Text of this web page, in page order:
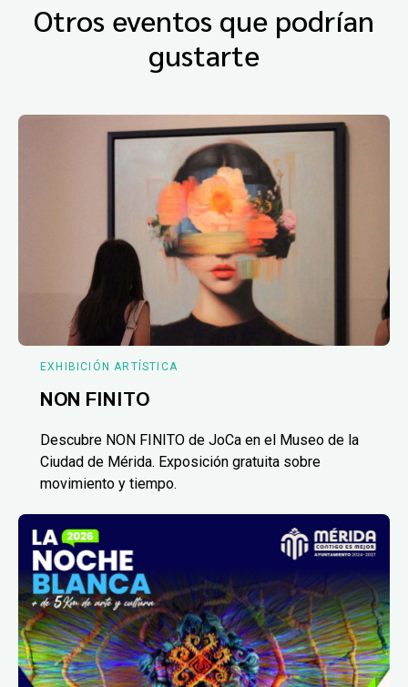
Otros eventos que podrían
gustarte
EXHIBICIÓN ARTÍSTICA
NON FINITO
Descubre NON FINITO de JoCa en el Museo de la
Ciudad de Mérida. Exposición gratuita sobre
movimiento y tiempo.